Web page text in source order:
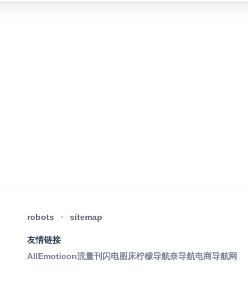
robots sitemap
友情链接
AllEmoticon流量刊 闪电图床柠檬导航奈导航电商导航网